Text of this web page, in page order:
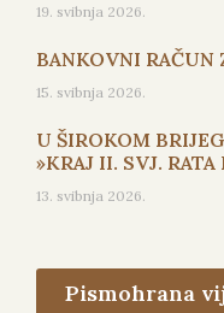
19. svibnja 2026.
BANKOVNI RAČUN
15. svibnja 2026.
U ŠIROKOM
»KRAJ II. SVJ.
13. svibnja 2026.
Pismohrana